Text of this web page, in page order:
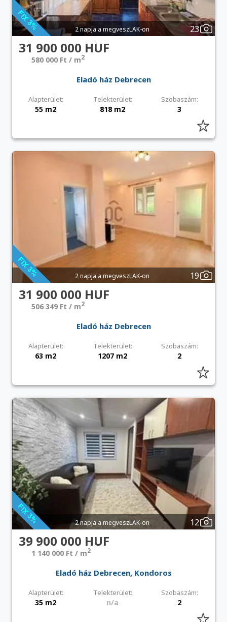
2 napja a megveszLAK-on 23
31 900 000 HUF
580 000 Ft / m2
Eladó ház Debrecen
Alapterület: Telekterület: Szobaszám:
55 m2 818 m2 3
2 napja a megveszLAK-on 19
31 900 000 HUF
506 349 Ft / m2
Eladó ház Debrecen
Alapterület: Telekterület: Szobaszám:
63 m2 1207 m2 2
2 napja a megveszLAK-on 12
39 900 000 HUF
1 140 000 Ft / m2
Eladó ház Debrecen, Kondoros
Alapterület: Telekterület: Szobaszám:
35 m2 n/a 2